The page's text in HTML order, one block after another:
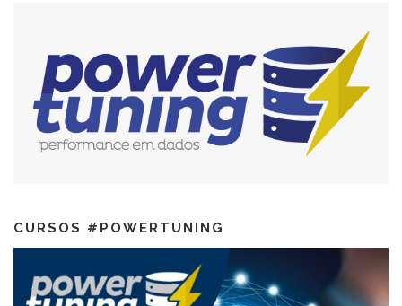
CURSOS #POWERTUNING